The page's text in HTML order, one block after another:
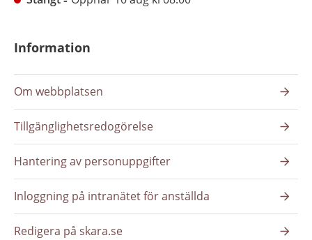
Information
Om webbplatsen
Tillgänglighetsredogörelse
Hantering av personuppgifter
Inloggning på intranätet för anställda
Redigera på skara.se